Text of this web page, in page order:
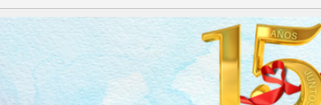
de
DE LOS PROFESIONALES INMOBILIARIOS DE